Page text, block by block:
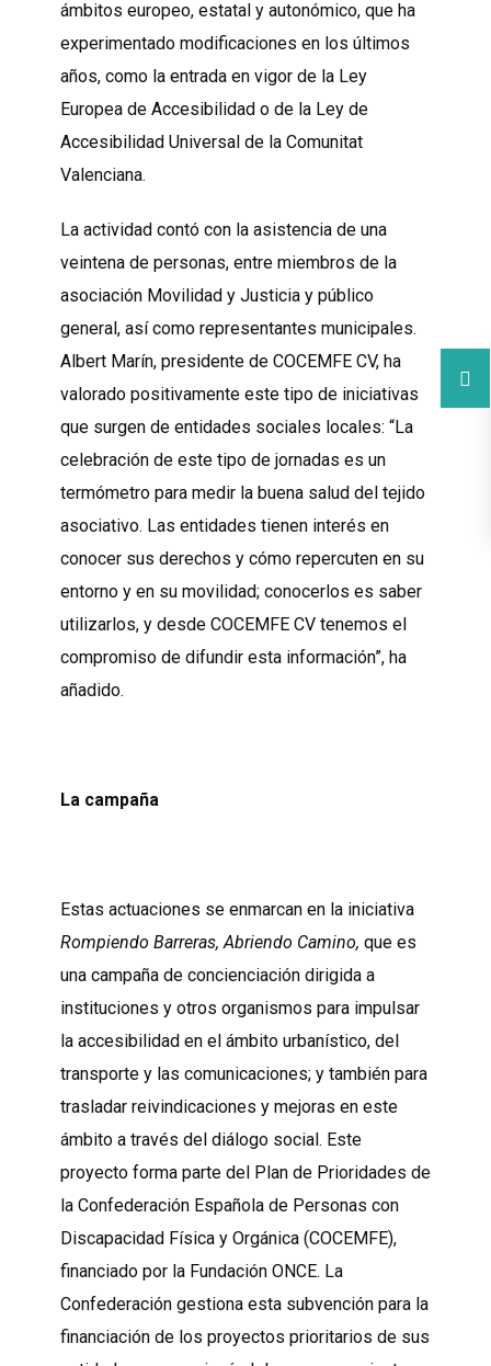
ámbitos europeo, estatal y autonómico, que ha
experimentado modificaciones en los últimos
años, como la entrada en vigor de la Ley
Europea de Accesibilidad o de la Ley de
Accesibilidad Universal de la Comunitat
Valenciana.
La actividad contó con la asistencia de una
veintena de personas, entre miembros de la
asociación Movilidad y Justicia y público
general, así como representantes municipales.
Albert Marín, presidente de COCEMFE CV, ha
valorado positivamente este tipo de iniciativas
que surgen de entidades sociales locales: “La
celebración de este tipo de jornadas es un
termómetro para medir la buena salud del tejido
asociativo. Las entidades tienen interés en
conocer sus derechos y cómo repercuten en su
entorno y en su movilidad; conocerlos es saber
utilizarlos, y desde COCEMFE CV tenemos el
compromiso de difundir esta información”, ha
añadido.
La campaña
Estas actuaciones se enmarcan en la iniciativa
Rompiendo Barreras, Abriendo Camino, que es
una campaña de concienciación dirigida a
instituciones y otros organismos para impulsar
la accesibilidad en el ámbito urbanístico, del
transporte y las comunicaciones; y también para
trasladar reivindicaciones y mejoras en este
ámbito a través del diálogo social. Este
proyecto forma parte del Plan de Prioridades de
la Confederación Española de Personas con
Discapacidad Física y Orgánica (COCEMFE),
financiado por la Fundación ONCE. La
Confederación gestiona esta subvención para la
financiación de los proyectos prioritarios de sus